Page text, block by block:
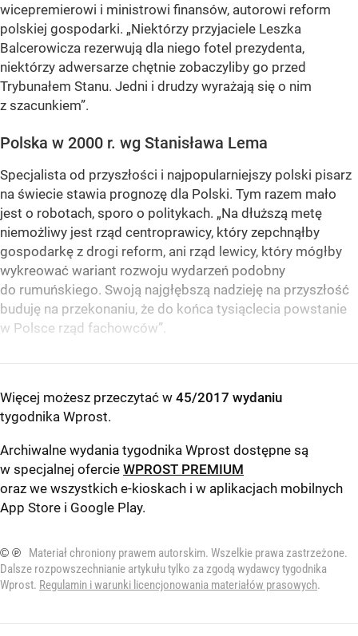
wicepremierowi i ministrowi finansów, autorowi reform
polskiej gospodarki. „Niektórzy przyjaciele Leszka
Balcerowicza rezerwują dla niego fotel prezydenta,
niektórzy adwersarze chętnie zobaczyliby go przed
Trybunałem Stanu. Jedni i drudzy wyrażają się o nim
z szacunkiem”.
Polska w 2000 r. wg Stanisława Lema
Specjalista od przyszłości i najpopularniejszy polski pisarz
na świecie stawia prognozę dla Polski. Tym razem mało
jest o robotach, sporo o politykach. „Na dłuższą metę
niemożliwy jest rząd centroprawicy, który zepchnąłby
gospodarkę z drogi reform, ani rząd lewicy, który mógłby
wykreować wariant rozwoju wydarzeń podobny
do rumuńskiego. Swoją najgłębszą nadzieję na przyszłość
buduję na przekonaniu, że do końca tysiąclecia powstanie
w Polsce rząd fachowców”.
Więcej możesz przeczytać w 45/2017 wydaniu
tygodnika Wprost.
Archiwalne wydania tygodnika Wprost dostępne są
w specjalnej ofercie WPROST PREMIUM
oraz we wszystkich e-kioskach i w aplikacjach mobilnych
App Store i Google Play.
© ℗
Materiał chroniony prawem autorskim. Wszelkie prawa zastrzeżone.
Dalsze rozpowszechnianie artykułu tylko za zgodą wydawcy tygodnika
Wprost. Regulamin i warunki licencjonowania materiałów prasowych.